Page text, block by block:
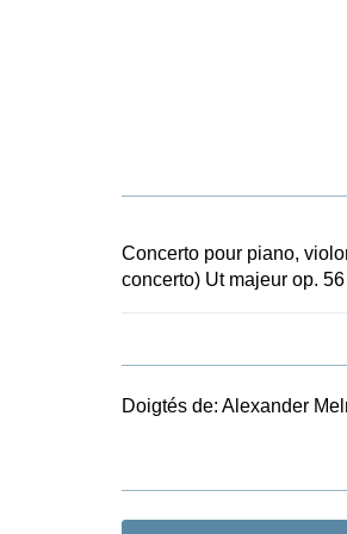
Concerto pour piano,
concerto) Ut majeur op. 56
Doigtés de: Alexander